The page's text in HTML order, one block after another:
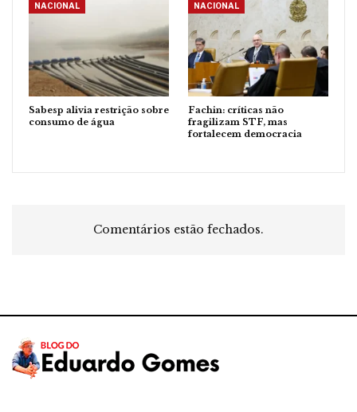
NACIONAL
Sabesp alivia restrição sobre
consumo de água
NACIONAL
Fachin: críticas não
fragilizam STF, mas
fortalecem democracia
Comentários estão fechados.